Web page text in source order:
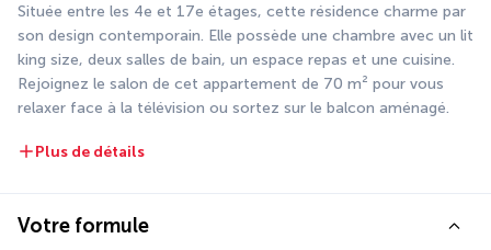
Située entre les 4e et 17e étages, cette résidence charme par
son design contemporain. Elle possède une chambre avec un lit
king size, deux salles de bain, un espace repas et une cuisine.
Rejoignez le salon de cet appartement de 70 m² pour vous
relaxer face à la télévision ou sortez sur le balcon aménagé.
Plus de détails
Votre formule